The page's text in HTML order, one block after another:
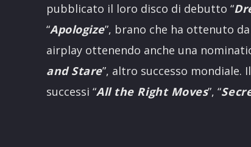
pubblicato il loro disco di debutto “
“Apologize”, brano che ha ottenuto
airplay ottenendo anche una
and Stare”, altro successo mondiale.
successi “All the Right Moves”, “